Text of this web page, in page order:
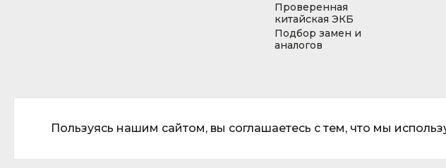
Пользуясь нашим сайтом, вы соглашаетесь с тем, что мы
Проверенная
китайская ЭКБ
Подбор замен и
аналогов